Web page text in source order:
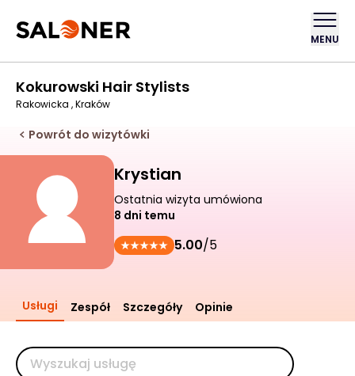
MENU
Kokurowski Hair Stylists
Rakowicka , Kraków
Powrót do wizytówki
Krystian
Ostatnia wizyta umówiona
8 dni temu
5.00/5
Usługi Zespół Szczegóły Opinie